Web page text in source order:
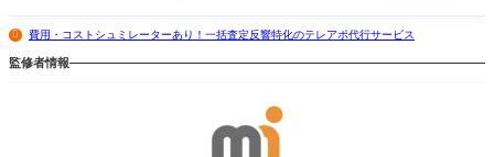
費用・コストシュミレーターあり！一括査定反響特化のテレアポ代行サービス
監修者情報